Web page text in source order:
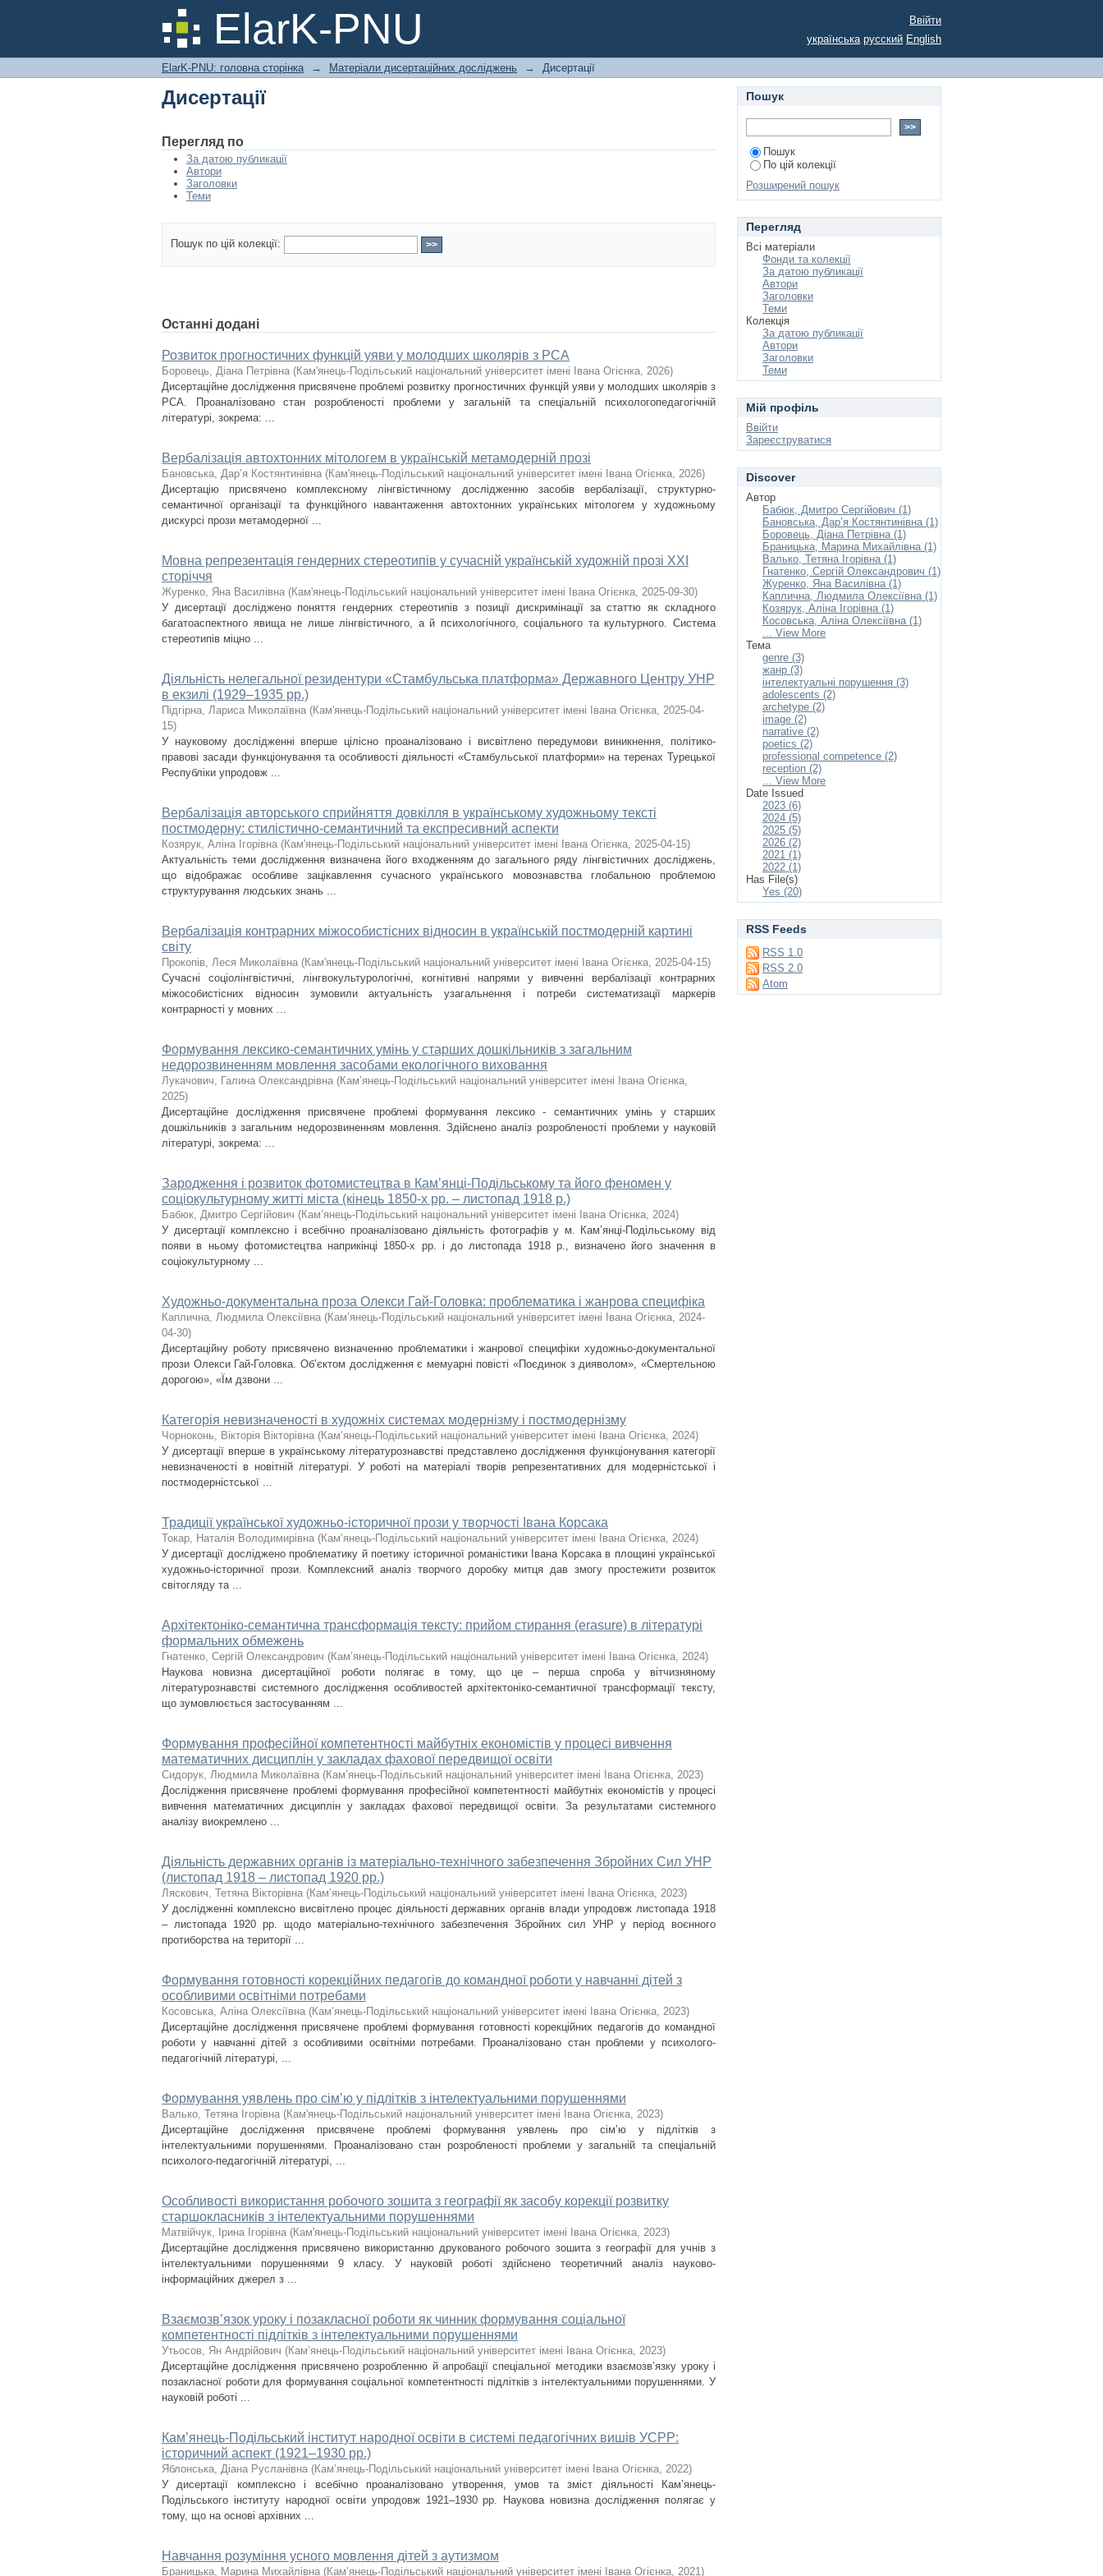
ElarK-PNU
Дисертації
Ввійти
українська русский English
ElarK-PNU: головна сторінка → Матеріали дисертаційних досліджень → Дисертації
Дисертації
Перегляд по
За датою публикації
Автори
Заголовки
Теми
Пошук по цій колекції:
Останні додані
Розвиток прогностичних функцій уяви у молодших школярів з РСА
Боровець, Діана Петрівна (Кам'янець-Подільський національний університет імені Івана Огієнка, 2026)
Дисертаційне дослідження присвячене проблемі розвитку прогностичних функцій уяви у молодших школярів з
РСА. Проаналізовано стан розробленості проблеми у загальній та спеціальній психолого­педагогічній
літературі, зокрема: ...
Вербалізація автохтонних мітологем в українській метамодерній прозі
Бановська, Дар’я Костянтинівна (Кам'янець-Подільський національний університет імені Івана Огієнка, 2026)
Дисертацію присвячено комплексному лінгвістичному дослідженню засобів вербалізації, структурно-
семантичної організації та функційного навантаження автохтонних українських мітологем у художньому
дискурсі прози метамодерної ...
Мовна репрезентація гендерних стереотипів у сучасній українській художній прозі ХХІ
сторіччя
Журенко, Яна Василівна (Кам'янець-Подільський національний університет імені Івана Огієнка, 2025-09-30)
У дисертації досліджено поняття гендерних стереотипів з позиції дискримінації за статтю як складного
багатоаспектного явища не лише лінгвістичного, а й психологічного, соціального та культурного. Система
стереотипів міцно ...
Діяльність нелегальної резидентури «Стамбульська платформа» Державного Центру УНР
в екзилі (1929–1935 рр.)
Підгірна, Лариса Миколаївна (Кам'янець-Подільський національний університет імені Івана Огієнка, 2025-04-
15)
У науковому дослідженні вперше цілісно проаналізовано і висвітлено передумови виникнення, політико-
правові засади функціонування та особливості діяльності «Стамбульської платформи» на теренах Турецької
Республіки упродовж ...
Вербалізація авторського сприйняття довкілля в українському художньому тексті
постмодерну: стилістично-семантичний та експресивний аспекти
Козярук, Аліна Ігорівна (Кам'янець-Подільський національний університет імені Івана Огієнка, 2025-04-15)
Актуальність теми дослідження визначена його входженням до загального ряду лінгвістичних досліджень,
що відображає особливе зацікавлення сучасного українського мовознавства глобальною проблемою
структурування людських знань ...
Вербалізація контрарних міжособистісних відносин в українській постмодерній картині
світу
Прокопів, Леся Миколаївна (Кам'янець-Подільський національний університет імені Івана Огієнка, 2025-04-15)
Сучасні соціолінгвістичні, лінгвокультурологічні, когнітивні напрями у вивченні вербалізації контрарних
міжособистісних відносин зумовили актуальність узагальнення і потреби систематизації маркерів
контрарності у мовних ...
Формування лексико-семантичних умінь у старших дошкільників з загальним
недорозвиненням мовлення засобами екологічного виховання
Лукачович, Галина Олександрівна (Кам’янець-Подільський національний університет імені Івана Огієнка,
2025)
Дисертаційне дослідження присвячене проблемі формування лексико - семантичних умінь у старших
дошкільників з загальним недорозвиненням мовлення. Здійснено аналіз розробленості проблеми у науковій
літературі, зокрема: ...
Зародження і розвиток фотомистецтва в Кам’янці-Подільському та його феномен у
соціокультурному житті міста (кінець 1850-х рр. – листопад 1918 р.)
Бабюк, Дмитро Сергійович (Кам’янець-Подільський національний університет імені Івана Огієнка, 2024)
У дисертації комплексно і всебічно проаналізовано діяльність фотографів у м. Кам’янці-Подільському від
появи в ньому фотомистецтва наприкінці 1850-х рр. і до листопада 1918 р., визначено його значення в
соціокультурному ...
Художньо-документальна проза Олекси Гай-Головка: проблематика і жанрова специфіка
Каплична, Людмила Олексіївна (Кам’янець-Подільський національний університет імені Івана Огієнка, 2024-
04-30)
Дисертаційну роботу присвячено визначенню проблематики і жанрової специфіки художньо-документальної
прози Олекси Гай-Головка. Об’єктом дослідження є мемуарні повісті «Поєдинок з дияволом», «Смертельною
дорогою», «Їм дзвони ...
Категорія невизначеності в художніх системах модернізму і постмодернізму
Чорноконь, Вікторія Вікторівна (Кам’янець-Подільський національний університет імені Івана Огієнка, 2024)
У дисертації вперше в українському літературознавстві представлено дослідження функціонування категорії
невизначеності в новітній літературі. У роботі на матеріалі творів репрезентативних для модерністської і
постмодерністської ...
Традиції української художньо-історичної прози у творчості Івана Корсака
Токар, Наталія Володимирівна (Кам’янець-Подільський національний університет імені Івана Огієнка, 2024)
У дисертації досліджено проблематику й поетику історичної романістики Івана Корсака в площині української
художньо-історичної прози. Комплексний аналіз творчого доробку митця дав змогу простежити розвиток
світогляду та ...
Архітектоніко-семантична трансформація тексту: прийом стирання (erasure) в літературі
формальних обмежень
Гнатенко, Сергій Олександрович (Кам’янець-Подільський національний університет імені Івана Огієнка, 2024)
Наукова новизна дисертаційної роботи полягає в тому, що це – перша спроба у вітчизняному
літературознавстві системного дослідження особливостей архітектоніко-семантичної трансформації тексту,
що зумовлюється застосуванням ...
Формування професійної компетентності майбутніх економістів у процесі вивчення
математичних дисциплін у закладах фахової передвищої освіти
Сидорук, Людмила Миколаївна (Кам’янець-Подільський національний університет імені Івана Огієнка, 2023)
Дослідження присвячене проблемі формування професійної компетентності майбутніх економістів у процесі
вивчення математичних дисциплін у закладах фахової передвищої освіти. За результатами системного
аналізу виокремлено ...
Діяльність державних органів із матеріально-технічного забезпечення Збройних Сил УНР
(листопад 1918 – листопад 1920 рр.)
Ляскович, Тетяна Вікторівна (Кам’янець-Подільський національний університет імені Івана Огієнка, 2023)
У дослідженні комплексно висвітлено процес діяльності державних органів влади упродовж листопада 1918
– листопада 1920 рр. щодо матеріально-технічного забезпечення Збройних сил УНР у період воєнного
протиборства на території ...
Формування готовності корекційних педагогів до командної роботи у навчанні дітей з
особливими освітніми потребами
Косовська, Аліна Олексіївна (Кам’янець-Подільський національний університет імені Івана Огієнка, 2023)
Дисертаційне дослідження присвячене проблемі формування готовності корекційних педагогів до командної
роботи у навчанні дітей з особливими освітніми потребами. Проаналізовано стан проблеми у психолого-
педагогічній літературі, ...
Формування уявлень про сім’ю у підлітків з інтелектуальними порушеннями
Валько, Тетяна Ігорівна (Кам'янець-Подільський національний університет імені Івана Огієнка, 2023)
Дисертаційне дослідження присвячене проблемі формування уявлень про сім’ю у підлітків з
інтелектуальними порушеннями. Проаналізовано стан розробленості проблеми у загальній та спеціальній
психолого-педагогічній літературі, ...
Особливості використання робочого зошита з географії як засобу корекції розвитку
старшокласників з інтелектуальними порушеннями
Матвійчук, Ірина Ігорівна (Кам'янець-Подільський національний університет імені Івана Огієнка, 2023)
Дисертаційне дослідження присвячено використанню друкованого робочого зошита з географії для учнів з
інтелектуальними порушеннями 9 класу. У науковій роботі здійснено теоретичний аналіз науково-
інформаційних джерел з ...
Взаємозв’язок уроку і позакласної роботи як чинник формування соціальної
компетентності підлітків з інтелектуальними порушеннями
Утьосов, Ян Андрійович (Кам’янець-Подільський національний університет імені Івана Огієнка, 2023)
Дисертаційне дослідження присвячено розробленню й апробації спеціальної методики взаємозв’язку уроку і
позакласної роботи для формування соціальної компетентності підлітків з інтелектуальними порушеннями. У
науковій роботі ...
Кам’янець-Подільський інститут народної освіти в системі педагогічних вишів УСРР:
історичний аспект (1921–1930 рр.)
Яблонська, Діана Русланівна (Кам’янець-Подільський національний університет імені Івана Огієнка, 2022)
У дисертації комплексно і всебічно проаналізовано утворення, умов та зміст діяльності Кам’янець-
Подільського інституту народної освіти упродовж 1921–1930 рр. Наукова новизна дослідження полягає у
тому, що на основі архівних ...
Навчання розуміння усного мовлення дітей з аутизмом
Браницька, Марина Михайлівна (Кам’янець-Подільський національний університет імені Івана Огієнка, 2021)
Пошук
Пошук
По цій колекції
Розширений пошук
Перегляд
Всі матеріали
Фонди та колекції
За датою публикації
Автори
Заголовки
Теми
Колекція
За датою публикації
Автори
Заголовки
Теми
Мій профіль
Ввійти
Зареєструватися
Discover
Автор
Бабюк, Дмитро Сергійович (1)
Бановська, Дар’я Костянтинівна (1)
Боровець, Діана Петрівна (1)
Браницька, Марина Михайлівна (1)
Валько, Тетяна Ігорівна (1)
Гнатенко, Сергій Олександрович (1)
Журенко, Яна Василівна (1)
Каплична, Людмила Олексіївна (1)
Козярук, Аліна Ігорівна (1)
Косовська, Аліна Олексіївна (1)
... View More
Тема
genre (3)
жанр (3)
інтелектуальні порушення (3)
adolescents (2)
archetype (2)
image (2)
narrative (2)
poetics (2)
professional competence (2)
reception (2)
... View More
Date Issued
2023 (6)
2024 (5)
2025 (5)
2026 (2)
2021 (1)
2022 (1)
Has File(s)
Yes (20)
RSS Feeds
RSS 1.0
RSS 2.0
Atom